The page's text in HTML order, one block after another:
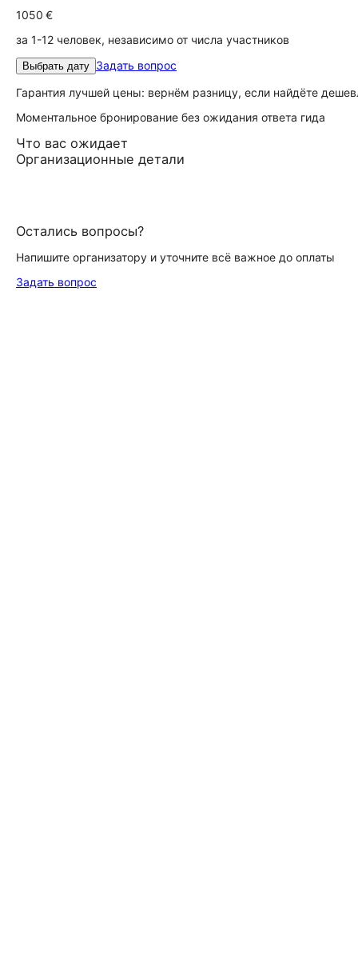
1050 €
за 1-12 человек, независимо от числа участников
Выбрать дату Задать вопрос
Гарантия лучшей цены: вернём разницу, если найдёте
Моментальное бронирование без ожидания ответа гида
Что вас ожидает
Организационные детали
Остались вопросы?
Напишите организатору и уточните всё важное до оплаты
Задать вопрос